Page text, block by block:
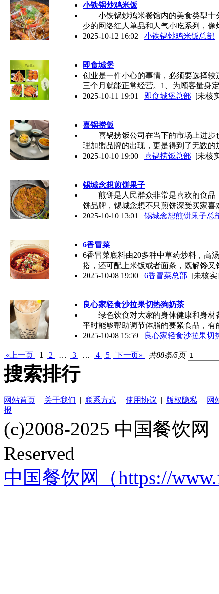
小铁锅炒鸡米饭
小铁锅炒鸡米餐馆内的美食类型十
少的网络红人单品和人气小吃系列，像
2025-10-12 16:02
小铁锅炒鸡米饭总部
即食城堡
创业是一件小心的事情，必须要选择
三个月就能正常经营。1、为顾客量身定
2025-10-11 19:01
即食城堡总部 [未核
喜锅捞饭
喜锅捞饭公司在当下的市场上进步
理加盟品牌的出现，更是得到了无数的
2025-10-10 19:00
喜锅捞饭总部 [未核
锡城念想煎饼果子
煎饼是人民群众非常是喜欢的食品
饼品牌，锡城念想不只煎饼深受买家喜
2025-10-10 13:01
锡城念想煎饼果子总
6香冒菜
6香冒菜底料由20多种中草药炒料，高
搭，还可配上米饭或者面条，既解馋又
2025-10-08 19:00
6香冒菜总部 [未核
良心家轻食沙拉果切热狗奶茶
绿色饮食对大家的身体健康和身材
平时能够帮助调节体脂的要紧食品，有
2025-10-08 15:59
良心家轻食沙拉果切
«上一页 1 2 … 3 … 4 5 下一页» 共88条/5页
搜索排行
网站首页 | 关于我们 | 联系方式 | 使用协议 | 版权隐私 |
网
报
(c)2008-2025 中国餐饮
Reserved
中国餐饮网（https://